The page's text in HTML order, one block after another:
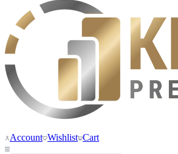
Account Wishlist Cart